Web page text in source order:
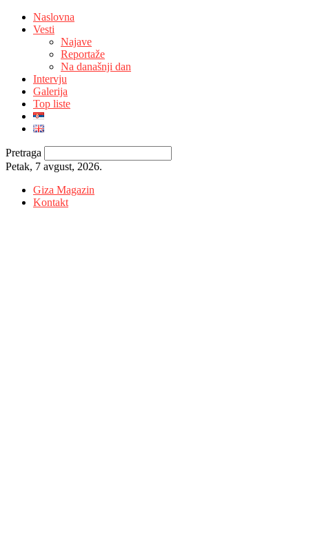
Naslovna
Vesti
Najave
Reportaže
Na današnji dan
Intervju
Galerija
Top liste
Pretraga
Petak, 7 avgust, 2026.
Giza Magazin
Kontakt